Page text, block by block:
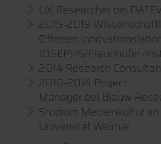
UX Researcher bei
2015-2019
Offenen Innovationslabor
JOSEPHS/Fraunhofer-
2014 Research
2010-2014 Project
Manager bei Blauw
Studium Medienkultur
Universität Weimar